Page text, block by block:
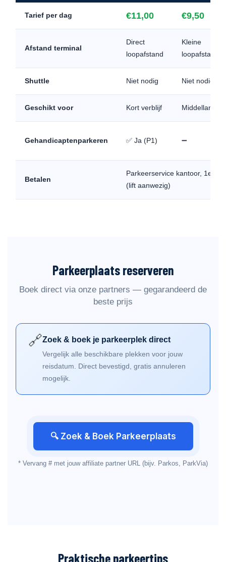
Tarief per dag €11,00 €9,50
Afstand terminal
Direct
loopafstand
Kleine
loopafstand
Shuttle Niet nodig Niet nodig
Geschikt voor Kort verblijf Middellang
Gehandicaptenparkeren ✅ Ja (P1) ➖
Betalen
Parkeerservice kantoor, 1e
(lift aanwezig)
Parkeerplaats reserveren
Boek direct via onze partners — gegarandeerd de
beste prijs
🔗Zoek & boek je parkeerplek direct
Vergelijk alle beschikbare plekken voor jouw
reisdatum. Direct bevestigd, gratis annuleren
mogelijk.
🔍 Zoek & Boek Parkeerplaats
* Vervang # met jouw affiliate partner URL (bijv. Parkos, ParkVia)
Praktische parkeertips